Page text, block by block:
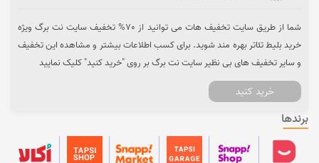
شما از طریق سایت تخفیف هات می توانید از 70% تخفیف سایت نت برگ ویژه
خرید بلیط تئاتر بهره مند شوید. برای کسب اطلاعات بیشتر و مشاهده این تخفیف
و سایر تخفیف های بی نظیر سایت نت برگ بر روی "خرید کنید" کلیک نمایید
خرید کنید
برندها